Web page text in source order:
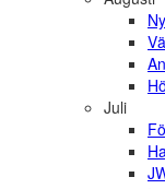
Juli